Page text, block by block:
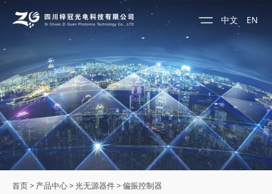
中文 EN
首页> 产品中心>光无源器件>偏振控制器